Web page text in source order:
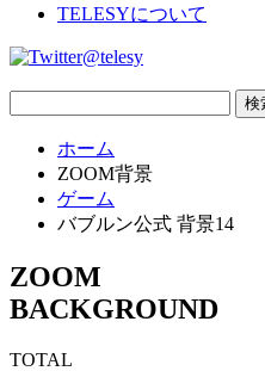
TELESYについて
@telesy
ホーム
ZOOM背景
ゲーム
バブルン公式 背景14
ZOOM
BACKGROUND
TOTAL